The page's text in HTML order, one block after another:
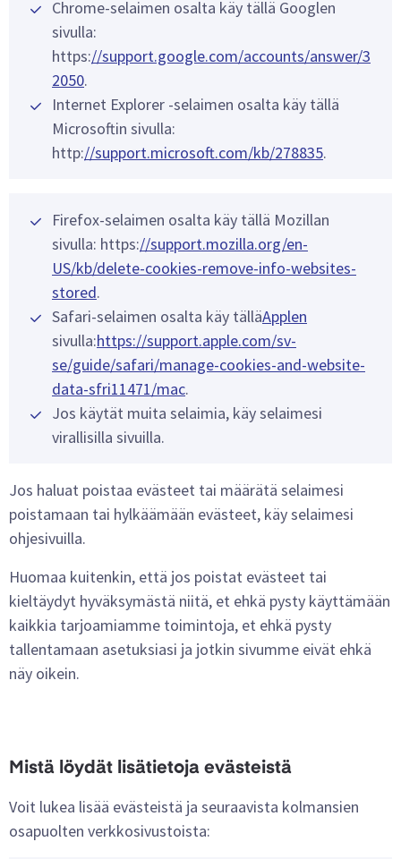
Chrome-selaimen osalta käy tällä Googlen
sivulla:
https://support.google.com/accounts/answer/3
2050.
Internet Explorer -selaimen osalta käy tällä
Microsoftin sivulla:
http://support.microsoft.com/kb/278835.
Firefox-selaimen osalta käy tällä Mozillan
sivulla: https://support.mozilla.org/en-
US/kb/delete-cookies-remove-info-websites-
stored.
Safari-selaimen osalta käy tälläApplen
sivulla:https://support.apple.com/sv-
se/guide/safari/manage-cookies-and-website-
data-sfri11471/mac.
Jos käytät muita selaimia, käy selaimesi
virallisilla sivuilla.
Jos haluat poistaa evästeet tai määrätä selaimesi
poistamaan tai hylkäämään evästeet, käy selaimesi
ohjesivuilla.
Huomaa kuitenkin, että jos poistat evästeet tai
kieltäydyt hyväksymästä niitä, et ehkä pysty käyttämään
kaikkia tarjoamiamme toimintoja, et ehkä pysty
tallentamaan asetuksiasi ja jotkin sivumme eivät ehkä
näy oikein.
Mistä löydät lisätietoja evästeistä
Voit lukea lisää evästeistä ja seuraavista kolmansien
osapuolten verkkosivustoista: